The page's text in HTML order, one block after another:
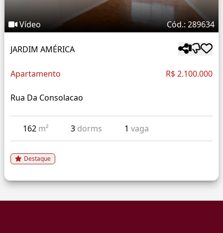
Vídeo Cód.: 289634
JARDIM AMÉRICA
Apartamento R$ 2.100.000
Rua Da Consolacao
162 m² 3 dorms 1vaga
Destaque